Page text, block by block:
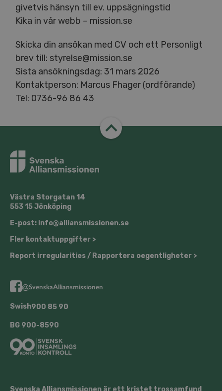
givetvis hänsyn till ev. uppsägningstid
Kika in vår webb – mission.​se
Skicka din ansökan med CV och ett Personligt
brev till: styrelse@​mission.​se
Sista ansökningsdag: 31 mars 2026
Kontaktperson: Marcus Fhager (ordförande)
Tel: 0736-96 86 43
Västra Storgatan 14
553 15 Jönköping
E-post: info@​alliansmissionen.​se
Fler kontaktuppgifter >
Report irregularities / Rapportera oegentligheter >
@SvenskaAl­li­ans­mis­sio­nen
Swish900 85 90
BG 900-8590